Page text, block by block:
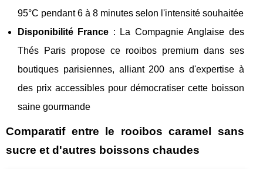
95°C pendant 6 à 8 minutes selon l'intensité souhaitée
Disponibilité France : La Compagnie Anglaise des
Thés Paris propose ce rooibos premium dans ses
boutiques parisiennes, alliant 200 ans d'expertise à
des prix accessibles pour démocratiser cette boisson
saine gourmande
Comparatif entre le rooibos caramel sans
sucre et d'autres boissons chaudes